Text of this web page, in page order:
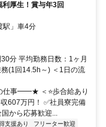
厚生！賞与年3回
駅」車4分
分 平均勤務日数：1ヶ月
(1回14.5h～) ＜1日の流
仕事━━★ ＜⭐歩合給あり
607万円！ ✅社員寮完備
国から応募歓迎...
支援あり
フリーター歓迎